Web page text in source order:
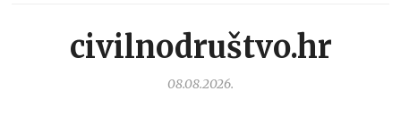
civilnodruštvo.hr
08.08.2026.